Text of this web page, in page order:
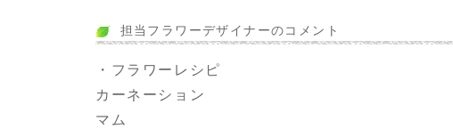
担当フラワーデザイナーのコメント
・フラワーレシピ
カーネーション
マム